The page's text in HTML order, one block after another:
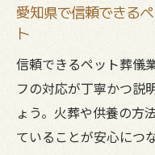
大切な遺骨の供
ペット葬儀
い術
家族で決め
愛知県で信頼できる
ト
信頼できるペット葬儀
フの対応が丁寧かつ説
ょう。火葬や供養の方
ていることが安心につ